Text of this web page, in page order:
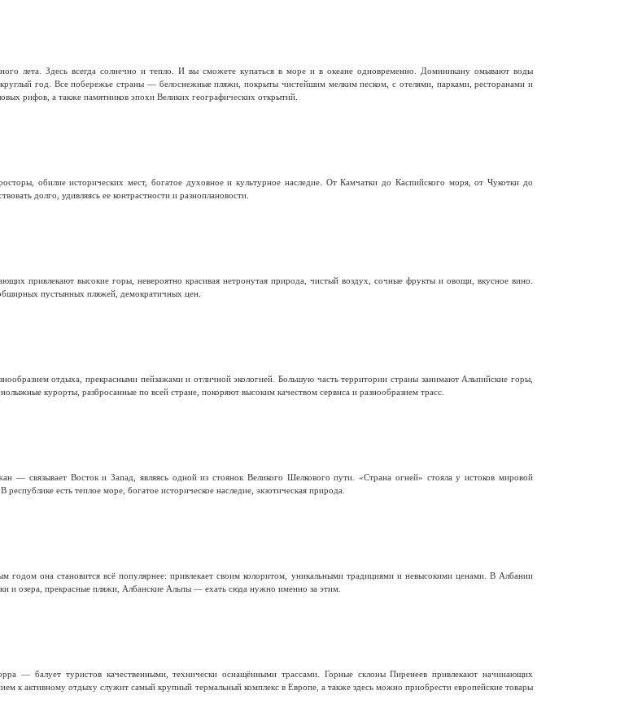
лета. Здесь всегда солнечно и тепло. И вы сможете купаться в море и в океане одновременно. Доминикану омывают воды
круглый год. Все побережье страны — белоснежные пляжи, покрыты чистейшим мелким песком, с отелями, парками, ресторанами и
рифов, а также памятников эпохи Великих географических открытий.
обилие исторических мест, богатое духовное и культурное наследие. От Камчатки до Каспийского моря, от Чукотки до
долго, удивляясь ее контрастности и разноплановости.
привлекают высокие горы, невероятно красивая нетронутая природа, чистый воздух, сочные фрукты и овощи, вкусное вино.
пустынных пляжей, демократичных цен.
отдыха, прекрасными пейзажами и отличной экологией. Большую часть территории страны занимают Альпийские горы,
курорты, разбросанные по всей стране, покоряют высоким качеством сервиса и разнообразием трасс.
— связывает Восток и Запад, являясь одной из стоянок Великого Шелкового пути. «Страна огней» стояла у истоков мировой
есть теплое море, богатое историческое наследие, экзотическая природа.
годом она становится всё популярнее: привлекает своим колоритом, уникальными традициями и невысокими ценами. В Албании
и озера, прекрасные пляжи, Албанские Альпы — ехать сюда нужно именно за этим.
— балует туристов качественными, технически оснащёнными трассами. Горные склоны Пиренеев привлекают начинающих
к активному отдыху служит самый крупный термальный комплекс в Европе, а также здесь можно приобрести европейские товары